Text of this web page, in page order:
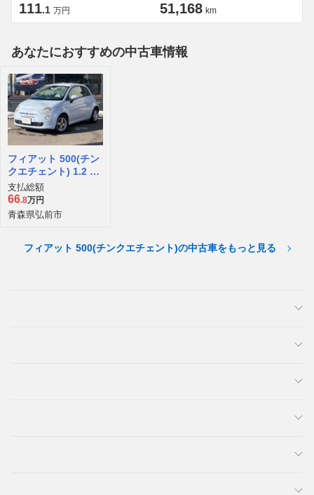
111.1 万円 51,168 km
あなたにおすすめの中古車情報
フィアット 500(チン
クエチェント) 1.2 8V
ポップ
支払総額
66.8万円
青森県弘前市
フィアット 500(チンクエチェント)の中古車をもっと見る